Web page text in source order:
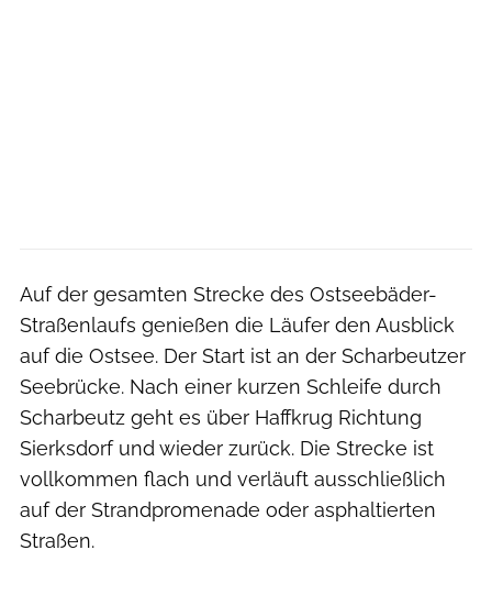
Auf der gesamten Strecke des Ostseebäder-
Straßenlaufs genießen die Läufer den Ausblick
auf die Ostsee. Der Start ist an der Scharbeutzer
Seebrücke. Nach einer kurzen Schleife durch
Scharbeutz geht es über Haffkrug Richtung
Sierksdorf und wieder zurück. Die Strecke ist
vollkommen flach und verläuft ausschließlich
auf der Strandpromenade oder asphaltierten
Straßen.